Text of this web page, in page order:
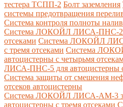
тестера ТСПП-2 Болт заземления
системы предотвращения
Cистема контроля полноты
Система ЛОКОЙЛ ЛИСА-ПНС-2
отсеками Система ЛОКОЙЛ
с тремя отсеками Система
автоцистерны с четырьмя
ЛИСА-ПНС-5 для автоцистерны
Система защиты от смешения
отсеков автоцистерны
Система ЛОКОЙЛ ЛИСА-AM-3
автоцистерны с тремя отсеками